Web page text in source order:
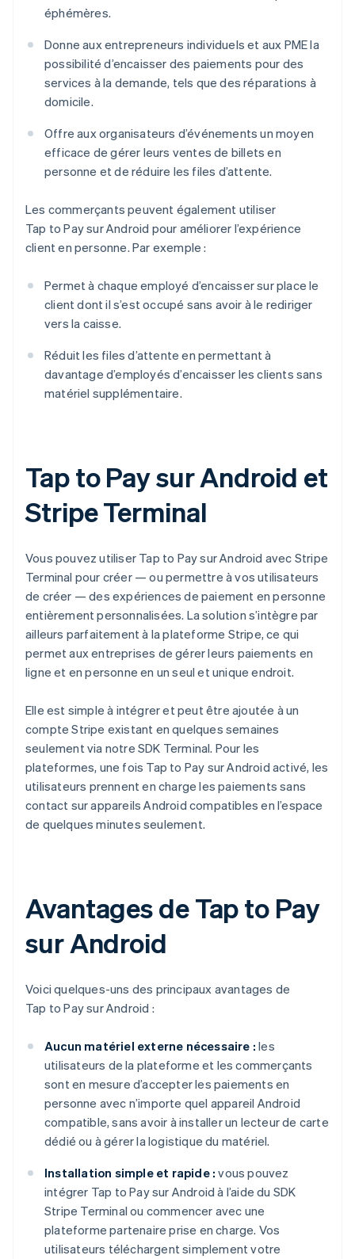
éphémères.
Donne aux entrepreneurs individuels et aux PME la
possibilité d’encaisser des paiements pour des
services à la demande, tels que des réparations à
domicile.
Offre aux organisateurs d’événements un moyen
efficace de gérer leurs ventes de billets en
personne et de réduire les files d’attente.
Les commerçants peuvent également utiliser
Tap to Pay sur Android pour améliorer l’expérience
client en personne. Par exemple :
Permet à chaque employé d’encaisser sur place le
client dont il s’est occupé sans avoir à le rediriger
vers la caisse.
Réduit les files d’attente en permettant à
davantage d’employés d’encaisser les clients sans
matériel supplémentaire.
Tap to Pay sur Android et
Stripe Terminal
Vous pouvez utiliser Tap to Pay sur Android avec Stripe
Terminal pour créer — ou permettre à vos utilisateurs
de créer — des expériences de paiement en personne
entièrement personnalisées. La solution s’intègre par
ailleurs parfaitement à la plateforme Stripe, ce qui
permet aux entreprises de gérer leurs paiements en
ligne et en personne en un seul et unique endroit.
Elle est simple à intégrer et peut être ajoutée à un
compte Stripe existant en quelques semaines
seulement via notre SDK Terminal. Pour les
plateformes, une fois Tap to Pay sur Android activé, les
utilisateurs prennent en charge les paiements sans
contact sur appareils Android compatibles en l’espace
de quelques minutes seulement.
Avantages de Tap to Pay
sur Android
Voici quelques-uns des principaux avantages de
Tap to Pay sur Android :
Aucun matériel externe nécessaire : les
utilisateurs de la plateforme et les commerçants
sont en mesure d’accepter les paiements en
personne avec n’importe quel appareil Android
compatible, sans avoir à installer un lecteur de carte
dédié ou à gérer la logistique du matériel.
Installation simple et rapide : vous pouvez
intégrer Tap to Pay sur Android à l’aide du SDK
Stripe Terminal ou commencer avec une
plateforme partenaire prise en charge. Vos
utilisateurs téléchargent simplement votre